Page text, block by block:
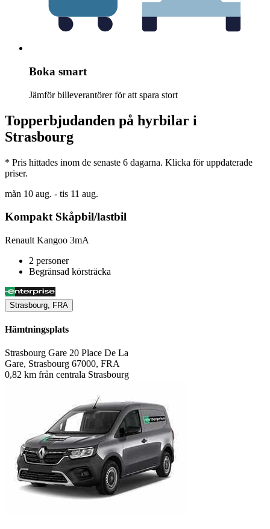
Boka smart
Jämför billeverantörer för att spara stort
Topperbjudanden på hyrbilar i
Strasbourg
* Pris hittades inom de senaste 6 dagarna. Klicka för uppdaterade
priser.
mån 10 aug. - tis 11 aug.
Kompakt Skåpbil/lastbil
Renault Kangoo 3mA
2 personer
Begränsad körsträcka
Strasbourg, FRA
Hämtningsplats
Strasbourg Gare 20 Place De La
Gare, Strasbourg 67000, FRA
0,82 km från centrala Strasbourg